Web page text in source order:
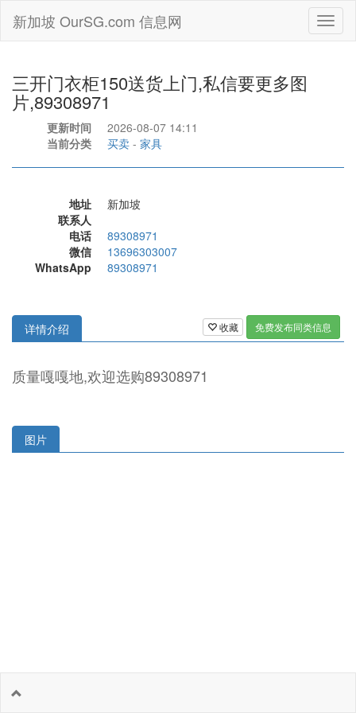
新加坡 OurSG.com 信息网
三开门衣柜150送货上门,私信要更多图
片,89308971
更新时间
2026-08-07 14:11
当前分类
买卖 - 家具
地址
新加坡
联系人
电话
89308971
微信
13696303007
WhatsApp
89308971
收藏 免费发布同类信息
详情介绍
质量嘎嘎地,欢迎选购89308971
图片